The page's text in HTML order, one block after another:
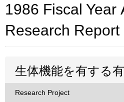
1986 Fiscal Year
Research Report
生体機能を有する
Research Project